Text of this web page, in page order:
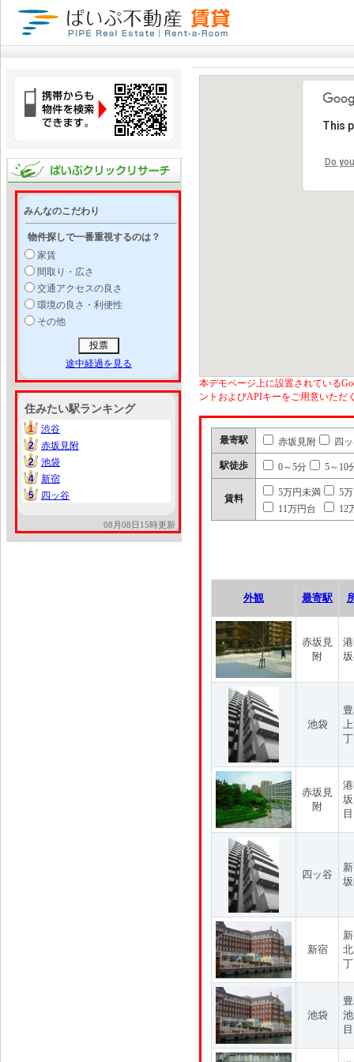
みんなのこだわり
物件探しで一番重視するのは？
家賃
間取り・広さ
交通アクセスの良さ
環境の良さ・利便性
その他
途中経過を見る
住みたい駅ランキング
1
1
渋谷
2
2
赤坂見附
2
2
池袋
4
4
新宿
5
5 四ッ谷
08月08日15時更新
This
Do
本デモページ上に設置されている
ントおよびAPIキーをご用意いただ
最寄駅 赤坂見附 四
駅徒歩 0～5分 5～10
賃料
5万円未満
5
11万円台
12
外観 最寄駅
赤坂見
附
池袋
赤坂見
附
目
四ッ谷
新宿
池袋